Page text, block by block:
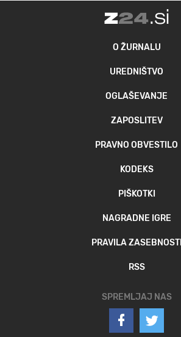
O ŽURNALU
UREDNIŠTVO
OGLAŠEVANJE
ZAPOSLITEV
PRAVNO OBVESTILO
KODEKS
PIŠKOTKI
NAGRADNE IGRE
PRAVILA ZASEBNOSTI
RSS
SPREMLJAJ NAS